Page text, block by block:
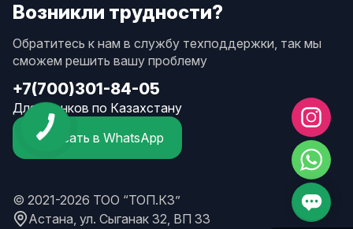
Возникли трудности?
Обратитесь к нам в службу техподдержки, так мы
сможем решить вашу проблему
+7(700)301-84-05
Для звонков по Казахстану
Написать в WhatsApp
© 2021-2026 ТОО “ТОП.КЗ”
Астана, ул. Сыганак 32, ВП 33